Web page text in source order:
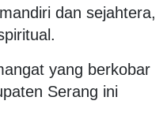
dan sejahtera,
yang berkobar
Serang ini